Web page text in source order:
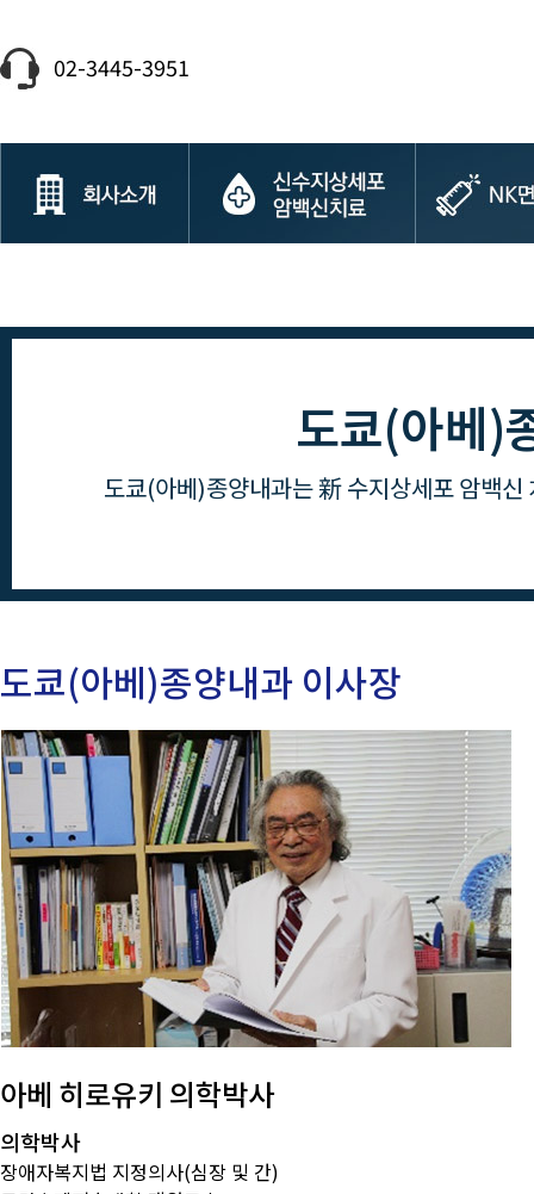
02-3445-3951
도쿄(아베)
도쿄(아베)종양내과는 新 수지상세포 암백
도쿄(아베)종양내과 이사장
아베 히로유키 의학박사
의학박사
장애자복지법 지정의사(심장 및 간)